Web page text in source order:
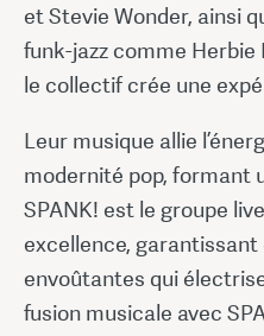
et Stevie Wonder, ainsi
funk-jazz comme
le collectif crée une
Leur musique allie
modernité pop, formant
SPANK! est le groupe
excellence,
envoûtantes qui
fusion musicale avec